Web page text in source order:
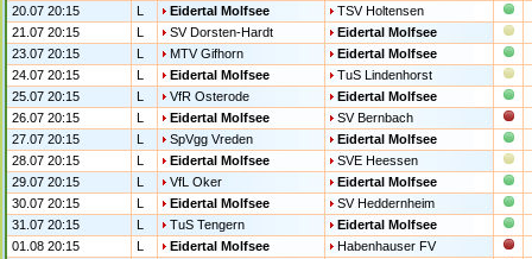
20.07 20:15
L Eidertal Molfsee
TSV Holtensen
21.07 20:15
L SV Dorsten-Hardt
Eidertal Molfsee
23.07 20:15
L MTV Gifhorn
Eidertal Molfsee
24.07 20:15
L Eidertal Molfsee
TuS Lindenhorst
25.07 20:15
L VfR Osterode
Eidertal Molfsee
26.07 20:15
L Eidertal Molfsee
SV Bernbach
27.07 20:15
L SpVgg Vreden
Eidertal Molfsee
28.07 20:15
L Eidertal Molfsee
SVE Heessen
29.07 20:15
L VfL Oker
Eidertal Molfsee
30.07 20:15
L Eidertal Molfsee
SV Heddernheim
31.07 20:15
L TuS Tengern
Eidertal Molfsee
01.08 20:15
L Eidertal Molfsee
Habenhauser FV